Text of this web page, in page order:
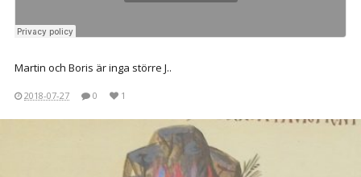
Martin och Boris är inga större J..
2018-07-27 0 1